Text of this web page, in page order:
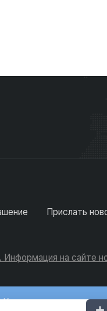
Прислать
Информация на
Консультации